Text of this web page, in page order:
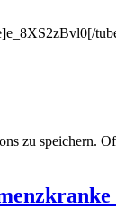
zu